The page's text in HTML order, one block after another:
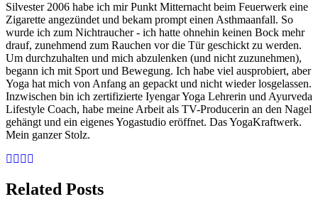
Silvester 2006 habe ich mir Punkt Mitternacht beim Feuerwerk eine
Zigarette angezündet und bekam prompt einen Asthmaanfall. So
wurde ich zum Nichtraucher - ich hatte ohnehin keinen Bock mehr
drauf, zunehmend zum Rauchen vor die Tür geschickt zu werden.
Um durchzuhalten und mich abzulenken (und nicht zuzunehmen),
begann ich mit Sport und Bewegung. Ich habe viel ausprobiert, aber
Yoga hat mich von Anfang an gepackt und nicht wieder losgelassen.
Inzwischen bin ich zertifizierte Iyengar Yoga Lehrerin und Ayurveda
Lifestyle Coach, habe meine Arbeit als TV-Producerin an den Nagel
gehängt und ein eigenes Yogastudio eröffnet. Das YogaKraftwerk.
Mein ganzer Stolz.
Related Posts